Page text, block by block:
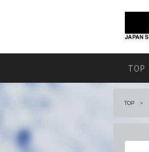
TOP
TOP